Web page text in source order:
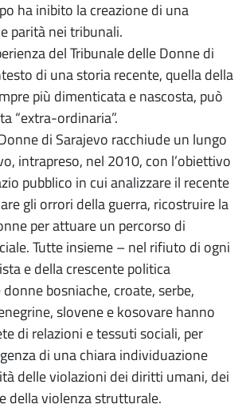
ha inibito la creazione di una
parità nei tribunali.
del Tribunale delle Donne di
di una storia recente, quella della
più dimenticata e nascosta, può
“extra-ordinaria”.
di Sarajevo racchiude un lungo
intrapreso, nel 2010, con l’obiettivo
pubblico in cui analizzare il recente
gli orrori della guerra, ricostruire la
per attuare un percorso di
Tutte insieme – nel rifiuto di ogni
e della crescente politica
bosniache, croate, serbe,
slovene e kosovare hanno
di relazioni e tessuti sociali, per
di una chiara individuazione
delle violazioni dei diritti umani, dei
della violenza strutturale.